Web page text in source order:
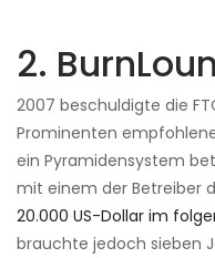
2.
2007 beschuldigte die
Prominenten
ein Pyramidensystem
mit einem der Betreiber
20.000 US-Dollar im
brauchte jedoch sieben